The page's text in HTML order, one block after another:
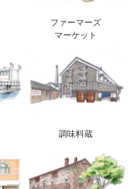
ファーマーズ
マーケット
調味料蔵